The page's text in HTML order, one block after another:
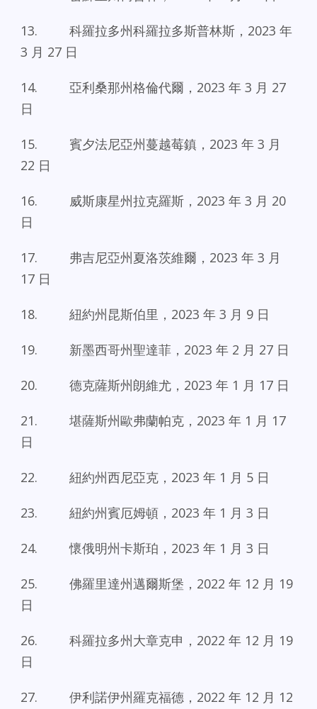
13. 科羅拉多州科羅拉多斯普林斯，2023 年
3 月 27 日
14. 亞利桑那州格倫代爾，2023 年 3 月 27
日
15. 賓夕法尼亞州蔓越莓鎮，2023 年 3 月
22 日
16. 威斯康星州拉克羅斯，2023 年 3 月 20
日
17. 弗吉尼亞州夏洛茨維爾，2023 年 3 月
17 日
18. 紐約州昆斯伯里，2023 年 3 月 9 日
19. 新墨西哥州聖達菲，2023 年 2 月 27 日
20. 德克薩斯州朗維尤，2023 年 1 月 17 日
21. 堪薩斯州歐弗蘭帕克，2023 年 1 月 17
日
22. 紐約州西尼亞克，2023 年 1 月 5 日
23. 紐約州賓厄姆頓，2023 年 1 月 3 日
24. 懷俄明州卡斯珀，2023 年 1 月 3 日
25. 佛羅里達州邁爾斯堡，2022 年 12 月 19
日
26. 科羅拉多州大章克申，2022 年 12 月 19
日
27. 伊利諾伊州羅克福德，2022 年 12 月 12